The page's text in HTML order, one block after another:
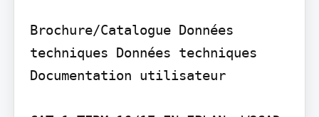
Brochure/Catalogue Données
techniques Données techniques
Documentation utilisateur